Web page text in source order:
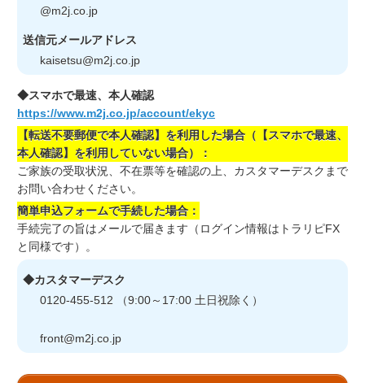
@m2j.co.jp
送信元メールアドレス
kaisetsu@m2j.co.jp
◆スマホで最速、本人確認
https://www.m2j.co.jp/account/ekyc
【転送不要郵便で本人確認】を利用した場合（【スマホで最速、
本人確認】を利用していない場合）：
ご家族の受取状況、不在票等を確認の上、カスタマーデスクまで
お問い合わせください。
簡単申込フォームで手続した場合：
手続完了の旨はメールで届きます（ログイン情報はトラリピFX
と同様です）。
◆カスタマーデスク
0120-455-512 （9:00～17:00 土日祝除く）
front@m2j.co.jp